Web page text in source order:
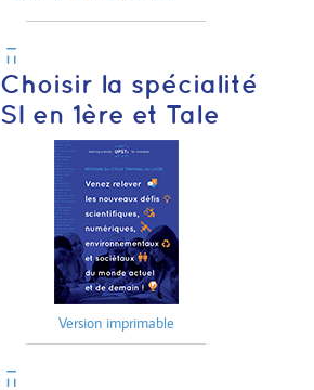
Choisir la spécialité
SI en 1ère et Tale
Version imprimable